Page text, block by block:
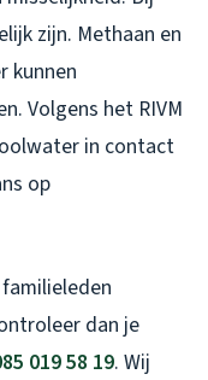
zijn. Methaan en
kunnen
Volgens het RIVM
in contact
op
dan je
019 58 19. Wij